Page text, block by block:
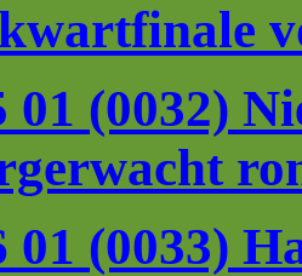
01 (0032)
01 (0033)